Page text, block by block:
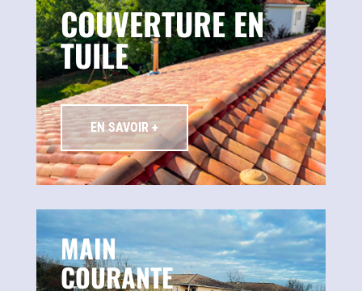
COUVERTURE EN
TUILE
EN SAVOIR +
MAIN
COURANTE